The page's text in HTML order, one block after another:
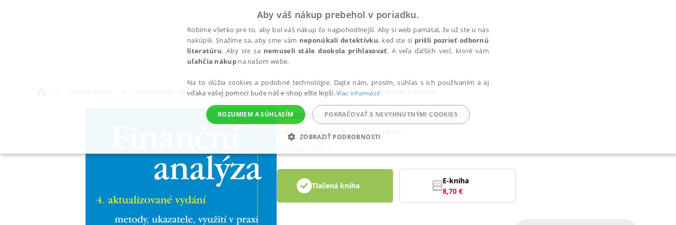
Podnikanie, ekonómia a financie Financie a investovanie Finančné riadenie
Finanční analýza - 4. rozšířené vydání
metody, ukazatele, využití v praxi
Tlačená kniha
E-kniha
8,70 €
Aby váš nákup prebehol v poriadku.
Robíme všetko pre to, aby bol váš nákup čo najpohodlnejší. Aby si web pamätal, že už ste u nás
nakúpili. Snažíme sa, aby sme vám neponúkali detektívku, keď ste si prišli pozrieť odbornú
literatúru. Aby ste sa nemuseli stále dookola prihlasovať. A veľa ďalších vecí, ktoré vám
uľahčia nákupna našom webe.
Na to slúžia cookies a podobné technológie. Dajte nám, prosím, súhlas s ich používaním a aj
vďaka vašej pomoci bude náš e-shop ešte lepší.Viac informácií
ROZUMIEM A SÚHLASÍM POKRAČOVAŤ S NEVYHNUTNÝMI COOKIES
ZOBRAZIŤ PODROBNOSTI
POTREBNÉ ANALYTICKÉ MARKETINGOVÉ FUNKČNÉ NEZARADENÉ SÚBORY
Analytické
Nevyhnutné súbory cookie umožňujú základné funkcie webovej stránky, ako je prihlásenie používateľa a správa účtu. Bez nevyhnutných súborov cookie nie je možné webové stránky správne používať.